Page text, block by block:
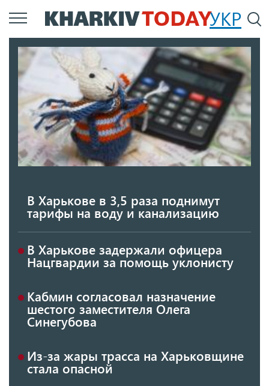
Перейти
к
содержанию
УКР
В Харькове в 3,5 раза поднимут
тарифы на воду и канализацию
В Харькове задержали офицера
Нацгвардии за помощь уклонисту
Кабмин согласовал назначение
шестого заместителя Олега
Синегубова
Из-за жары трасса на Харьковщине
стала опасной